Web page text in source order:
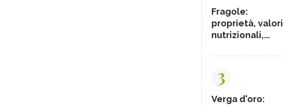
Fragole:
proprietà, valori
nutrizionali,...
3
Verga d'oro: